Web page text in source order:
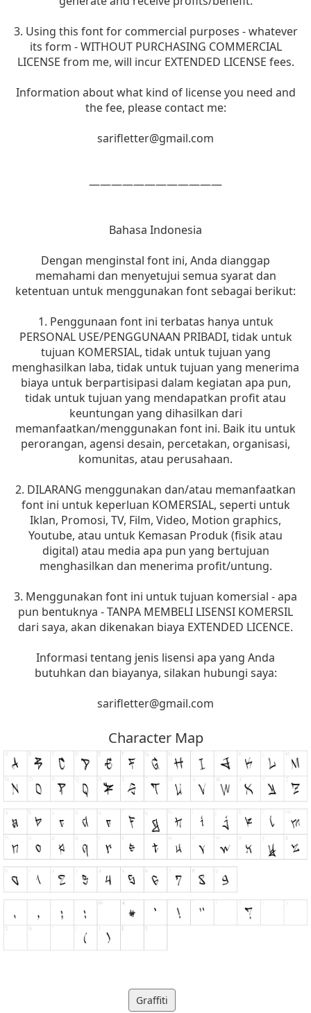
3. Using this font for commercial purposes - whatever
its form - WITHOUT PURCHASING COMMERCIAL
LICENSE from me, will incur EXTENDED LICENSE fees.
Information about what kind of license you need and
the fee, please contact me:
sarifletter@gmail.com
————————————
Bahasa Indonesia
Dengan menginstal font ini, Anda dianggap
memahami dan menyetujui semua syarat dan
ketentuan untuk menggunakan font sebagai berikut:
1. Penggunaan font ini terbatas hanya untuk
PERSONAL USE/PENGGUNAAN PRIBADI, tidak untuk
tujuan KOMERSIAL, tidak untuk tujuan yang
menghasilkan laba, tidak untuk tujuan yang menerima
biaya untuk berpartisipasi dalam kegiatan apa pun,
tidak untuk tujuan yang mendapatkan profit atau
keuntungan yang dihasilkan dari
memanfaatkan/menggunakan font ini. Baik itu untuk
perorangan, agensi desain, percetakan, organisasi,
komunitas, atau perusahaan.
2. DILARANG menggunakan dan/atau memanfaatkan
font ini untuk keperluan KOMERSIAL, seperti untuk
Iklan, Promosi, TV, Film, Video, Motion graphics,
Youtube, atau untuk Kemasan Produk (fisik atau
digital) atau media apa pun yang bertujuan
menghasilkan dan menerima profit/untung.
3. Menggunakan font ini untuk tujuan komersial - apa
pun bentuknya - TANPA MEMBELI LISENSI KOMERSIL
dari saya, akan dikenakan biaya EXTENDED LICENCE.
Informasi tentang jenis lisensi apa yang Anda
butuhkan dan biayanya, silakan hubungi saya:
sarifletter@gmail.com
Character Map
Graffiti